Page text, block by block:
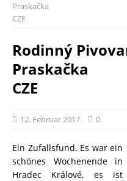
Praskačka
CZE
Rodinný
Praskačka
CZE
12. Februar 2017 0
Ein Zufallsfund. Es war ein
schönes Wochenende in
Hradec Králové, es ist